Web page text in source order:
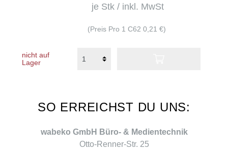
je Stk / inkl. MwSt
(Preis Pro 1 C62 0,21 €)
nicht auf
Lager
SO ERREICHST DU UNS:
wabeko GmbH Büro- & Medientechnik
Otto-Renner-Str. 25